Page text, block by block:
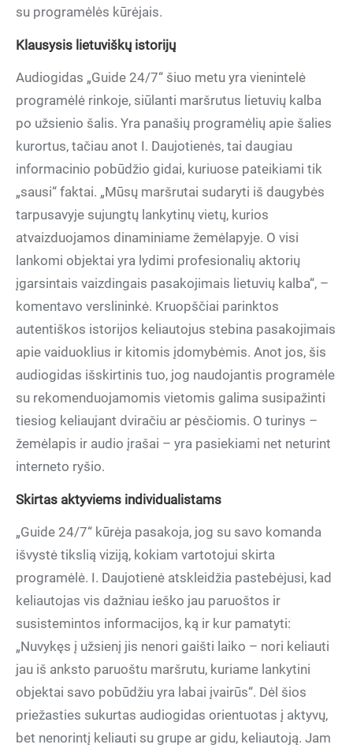
su programėlės kūrėjais.
Klausysis lietuviškų istorijų
Audiogidas „Guide 24/7“ šiuo metu yra vienintelė
programėlė rinkoje, siūlanti maršrutus lietuvių kalba
po užsienio šalis. Yra panašių programėlių apie šalies
kurortus, tačiau anot I. Daujotienės, tai daugiau
informacinio pobūdžio gidai, kuriuose pateikiami tik
„sausi“ faktai. „Mūsų maršrutai sudaryti iš daugybės
tarpusavyje sujungtų lankytinų vietų, kurios
atvaizduojamos dinaminiame žemėlapyje. O visi
lankomi objektai yra lydimi profesionalių aktorių
įgarsintais vaizdingais pasakojimais lietuvių kalba“, –
komentavo verslininkė. Kruopščiai parinktos
autentiškos istorijos keliautojus stebina pasakojimais
apie vaiduoklius ir kitomis įdomybėmis. Anot jos, šis
audiogidas išskirtinis tuo, jog naudojantis programėle
su rekomenduojamomis vietomis galima susipažinti
tiesiog keliaujant dviračiu ar pėsčiomis. O turinys –
žemėlapis ir audio įrašai – yra pasiekiami net neturint
interneto ryšio.
Skirtas aktyviems individualistams
„Guide 24/7“ kūrėja pasakoja, jog su savo komanda
išvystė tikslią viziją, kokiam vartotojui skirta
programėlė. I. Daujotienė atskleidžia pastebėjusi, kad
keliautojas vis dažniau ieško jau paruoštos ir
susistemintos informacijos, ką ir kur pamatyti:
„Nuvykęs į užsienį jis nenori gaišti laiko – nori keliauti
jau iš anksto paruoštu maršrutu, kuriame lankytini
objektai savo pobūdžiu yra labai įvairūs“. Dėl šios
priežasties sukurtas audiogidas orientuotas į aktyvų,
bet nenorintį keliauti su grupe ar gidu, keliautoją. Jam